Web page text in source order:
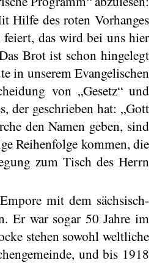
Hilfe des roten Vorhanges
feiert, das wird bei uns hier
Brot ist schon hingelegt
in unserem Evangelischen
von „Gesetz“ und
der geschrieben hat: „Gott
den Namen geben, sind
Reihenfolge kommen, die
zum Tisch des Herrn
mit dem sächsisch-
. Er war sogar 50 Jahre im
stehen sowohl weltliche
und bis 1918